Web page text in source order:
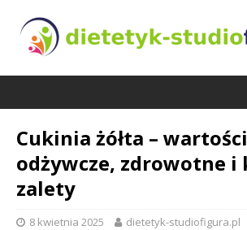
Cukinia żółta – wartości
odżywcze, zdrowotne
zalety
8 kwietnia 2025 dietetyk-studiofigura.pl